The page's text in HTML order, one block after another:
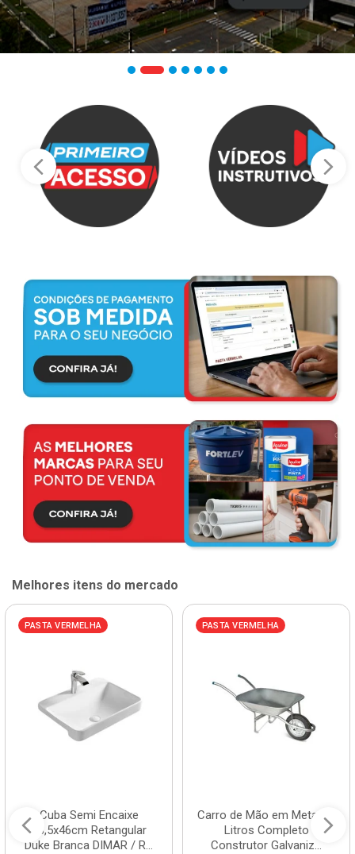
Melhores itens do mercado
PASTA VERMELHA
Cuba Semi Encaixe
58,5x46cm Retangular
Duke Branca DIMAR / R...
PASTA VERMELHA
Carro de Mão em Metal 60
Litros Completo
Construtor Galvaniz...